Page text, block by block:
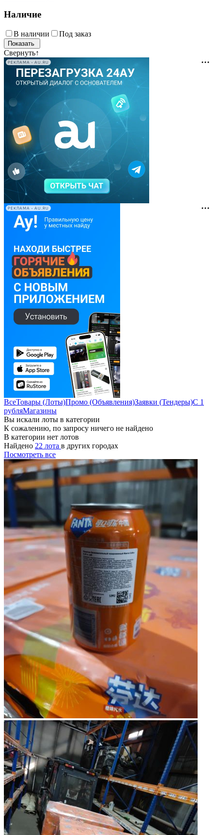
Наличие
В наличии Под заказ
Свернуть↑
РЕКЛАМА • AU.RU
РЕКЛАМА • AU.RU
ВсеТовары (Лоты)Промо (Объявления)Заявки (Тендеры)С 1
рубляМагазины
Вы искали лоты в категории
К сожалению, по запросу ничего не найдено
В категории нет лотов
Найдено 22 лота в других городах
Посмотреть все